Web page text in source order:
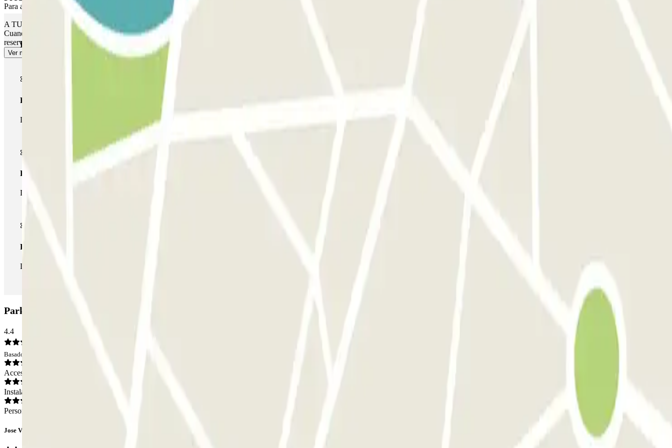
Para acceder de nuevo al aparcamiento, vuelve a acercar tu coche a la barrera de entrada del aparcamiento.
A TU SALIDA:
Cuando vayas a salir con tu vehículo, detente frente a la barrera y el lector reconocerá tu matrícula. La barrera se abrirá sin que tengas que hacer nada, como a tu llegada. Si has excedido el tiempo válido de tu
reserva, la barrera no se abrirá. Deberás ir a cabina de control o cajero para abonar el exceso a precio de tarifa regular.
Ver más
Productos de Parclick
Pase básico
Durante tu estancia podrás entrar y salir una única vez al parking
Pase multiparking
Durante tu estancia podrás hacer uso de toda la red de parkings de este operador disponibles en Parclick.
Pase ilimitado
Durante tu estancia podrás entrar y salir del parking todas las veces que quieras.
Parking APK2 Edgar Neville: Opiniones
4.4
Basado en 112 opiniones
Acceso
Instalaciones
Personal
Jose Vicente